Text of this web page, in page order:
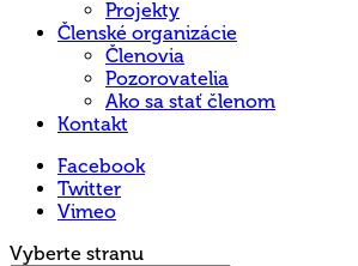
Projekty
Členské organizácie
Členovia
Pozorovatelia
Ako sa stať členom
Kontakt
Facebook
Twitter
Vimeo
Vyberte stranu